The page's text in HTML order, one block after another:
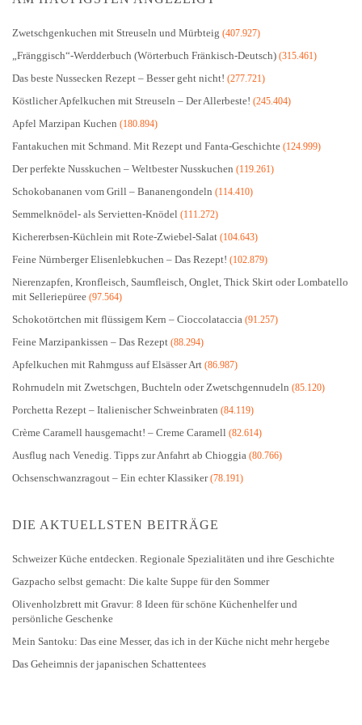
Zwetschgenkuchen mit Streuseln und Mürbteig (407.927)
„Fränggisch“-Werdderbuch (Wörterbuch Fränkisch-Deutsch) (315.461)
Das beste Nussecken Rezept – Besser geht nicht! (277.721)
Köstlicher Apfelkuchen mit Streuseln – Der Allerbeste! (245.404)
Apfel Marzipan Kuchen (180.894)
Fantakuchen mit Schmand. Mit Rezept und Fanta-Geschichte (124.999)
Der perfekte Nusskuchen – Weltbester Nusskuchen (119.261)
Schokobananen vom Grill – Bananengondeln (114.410)
Semmelknödel- als Servietten-Knödel (111.272)
Kichererbsen-Küchlein mit Rote-Zwiebel-Salat (104.643)
Feine Nürnberger Elisenlebkuchen – Das Rezept! (102.879)
Nierenzapfen, Kronfleisch, Saumfleisch, Onglet, Thick Skirt oder Lombatello
mit Selleriepüree (97.564)
Schokotörtchen mit flüssigem Kern – Cioccolataccia (91.257)
Feine Marzipankissen – Das Rezept (88.294)
Apfelkuchen mit Rahmguss auf Elsässer Art (86.987)
Rohrnudeln mit Zwetschgen, Buchteln oder Zwetschgennudeln (85.120)
Porchetta Rezept – Italienischer Schweinbraten (84.119)
Crème Caramell hausgemacht! – Creme Caramell (82.614)
Ausflug nach Venedig. Tipps zur Anfahrt ab Chioggia (80.766)
Ochsenschwanzragout – Ein echter Klassiker(78.191)
DIE AKTUELLSTEN BEITRÄGE
Schweizer Küche entdecken. Regionale Spezialitäten und ihre Geschichte
Gazpacho selbst gemacht: Die kalte Suppe für den Sommer
Olivenholzbrett mit Gravur: 8 Ideen für schöne Küchenhelfer und
persönliche Geschenke
Mein Santoku: Das eine Messer, das ich in der Küche nicht mehr hergebe
Das Geheimnis der japanischen Schattentees